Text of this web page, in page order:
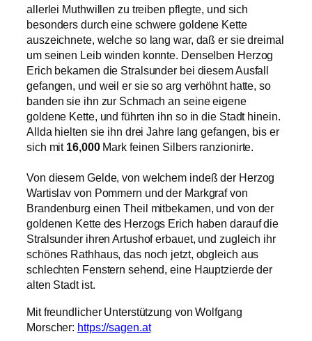
allerlei Muthwillen zu treiben pflegte, und sich
besonders durch eine schwere goldene Kette
auszeichnete, welche so lang war, daß er sie dreimal
um seinen Leib winden konnte. Denselben Herzog
Erich bekamen die Stralsunder bei diesem Ausfall
gefangen, und weil er sie so arg verhöhnt hatte, so
banden sie ihn zur Schmach an seine eigene
goldene Kette, und führten ihn so in die Stadt hinein.
Allda hielten sie ihn drei Jahre lang gefangen, bis er
sich mit 16,000Mark feinen Silbers ranzionirte.
Von diesem Gelde, von welchem indeß der Herzog
Wartislav von Pommern und der Markgraf von
Brandenburg einen Theil mitbekamen, und von der
goldenen Kette des Herzogs Erich haben darauf die
Stralsunder ihren Artushof erbauet, und zugleich ihr
schönes Rathhaus, das noch jetzt, obgleich aus
schlechten Fenstern sehend, eine Hauptzierde der
alten Stadt ist.
Mit freundlicher Unterstützung von Wolfgang
Morscher: https://sagen.at